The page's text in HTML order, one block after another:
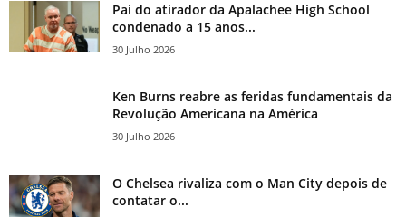
Pai do atirador da Apalachee High School
condenado a 15 anos...
30 Julho 2026
Ken Burns reabre as feridas fundamentais da
Revolução Americana na América
30 Julho 2026
O Chelsea rivaliza com o Man City depois de
contatar o...